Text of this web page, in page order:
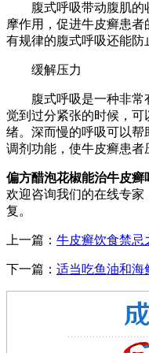
腹式呼吸带动腹肌的
摩作用，促进牛皮癣患者
有规律的腹式呼吸还能防
缓解压力
腹式呼吸是一种非常
觉到过分紧张的时候，
绪。深而慢的呼吸可以
调剂功能，使牛皮癣患者
偏方醋泡花椒能治牛皮癣
欢迎咨询我们的在线专
复。
上一篇： 牛皮癣饮食禁忌
下一篇： 适当吃鱼油和海